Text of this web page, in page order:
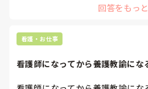
応援していた自分の子供の恋人が
すよね…？意志弱いなーと思いま
｢落ちた｣と言ってもこの1年間何
しな話だと思います。
誰のための資格なのでしょうか。
回答をもっ
看護・お仕事
看護師になってから養護教諭にな